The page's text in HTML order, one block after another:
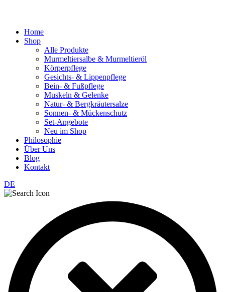
Home
Shop
Alle Produkte
Murmeltiersalbe & Murmeltieröl
Körperpflege
Gesichts- & Lippenpflege
Bein- & Fußpflege
Muskeln & Gelenke
Natur- & Bergkräutersalze
Sonnen- & Mückenschutz
Set-Angebote
Neu im Shop
Philosophie
Über Uns
Blog
Kontakt
DE